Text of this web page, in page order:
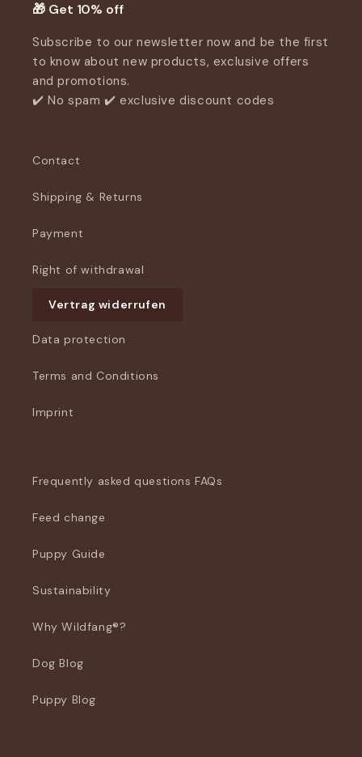
🎁 Get 10% off
Subscribe to our newsletter now and be the first
to know about new products, exclusive offers
and promotions.
✔️ No spam ✔️ exclusive discount codes
Contact
Shipping & Returns
Payment
Right of withdrawal
Vertrag widerrufen
Data protection
Terms and Conditions
Imprint
Frequently asked questions FAQs
Feed change
Puppy Guide
Sustainability
Why Wildfang®?
Dog Blog
Puppy Blog